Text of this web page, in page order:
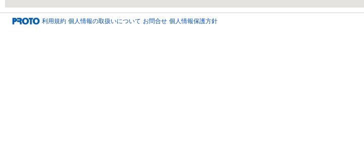
利用規約 個人情報の取扱いについて お問合せ 個人情報保護方針